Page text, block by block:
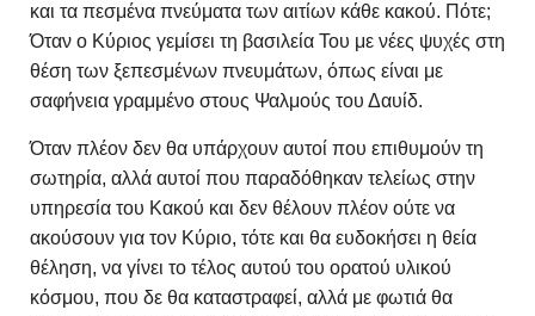
και τα πεσμένα πνεύματα των αιτίων κάθε κακού. Πότε;
Όταν ο Κύριος γεμίσει τη βασιλεία Του με νέες ψυχές στη
θέση των ξεπεσμένων πνευμάτων, όπως είναι με
σαφήνεια γραμμένο στους Ψαλμούς του Δαυίδ.
Όταν πλέον δεν θα υπάρχουν αυτοί που επιθυμούν τη
σωτηρία, αλλά αυτοί που παραδόθηκαν τελείως στην
υπηρεσία του Κακού και δεν θέλουν πλέον ούτε να
ακούσουν για τον Κύριο, τότε και θα ευδοκήσει η θεία
θέληση, να γίνει το τέλος αυτού του ορατού υλικού
κόσμου, που δε θα καταστραφεί, αλλά με φωτιά θα